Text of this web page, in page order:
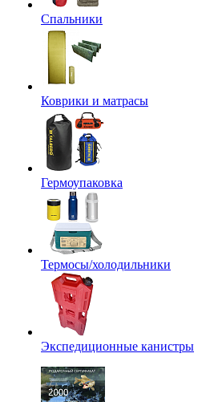
Спальники
Коврики и матрасы
Гермоупаковка
Термосы/холодильники
Экспедиционные канистры